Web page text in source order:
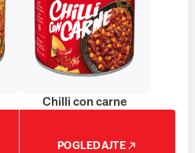
Chilli con carne
POGLEDAJTE